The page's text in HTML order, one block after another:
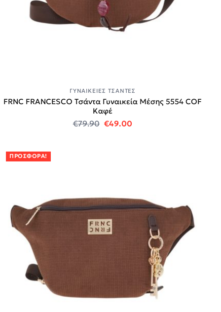
ΓΥΝΑΙΚΕΊΕΣ ΤΣΆΝΤΕΣ
FRNC FRANCESCO Τσάντα Γυναικεία Μέσης 5554 COF
Καφέ
€79.90 Original price was: €79.90.
€49.00Η τρέχουσα τιμή
ΠΡΟΣΦΟΡΆ!